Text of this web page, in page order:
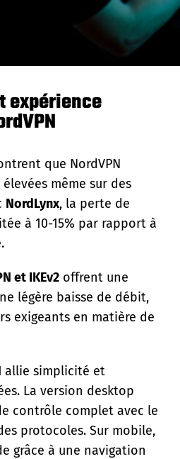
expérience
que NordVPN
même sur des
NordLynx, la perte de
à 10-15% par rapport à
et IKEv2 offrent une
légère baisse de débit,
exigeants en matière de
allie simplicité et
La version desktop
contrôle complet avec le
protocoles. Sur mobile,
grâce à une navigation